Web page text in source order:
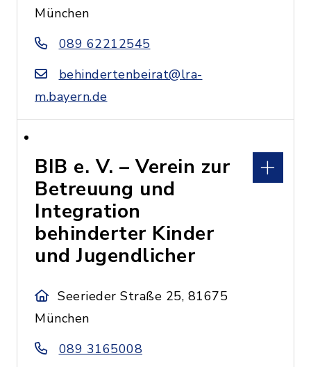
München
089 62212545
behindertenbeirat@lra-
m.bayern.de
BIB e. V. – Verein zur
Betreuung und
Integration
behinderter Kinder
und Jugendlicher
Seerieder Straße 25, 81675
München
089 3165008